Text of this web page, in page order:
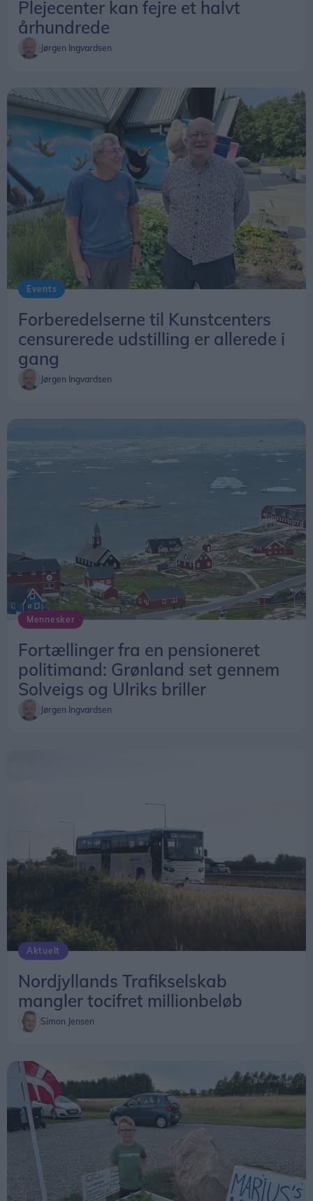
Plejecenter kan fejre et halvt
århundrede
Jørgen Ingvardsen
Events
Forberedelserne til Kunstcenters
censurerede udstilling er allerede i
gang
Jørgen Ingvardsen
Mennesker
Fortællinger fra en pensioneret
politimand: Grønland set gennem
Solveigs og Ulriks briller
Jørgen Ingvardsen
Aktuelt
Nordjyllands Trafikselskab
mangler tocifret millionbeløb
Simon Jensen